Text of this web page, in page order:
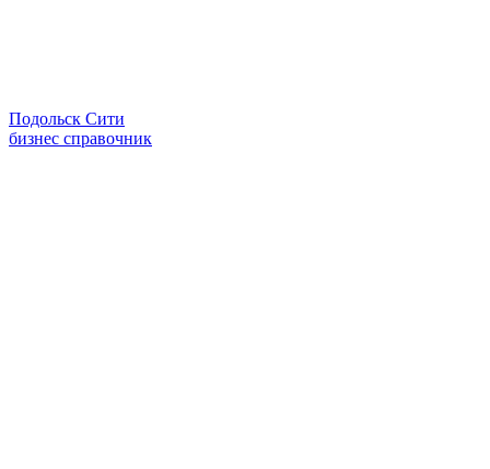
Подольск Сити
бизнес справочник